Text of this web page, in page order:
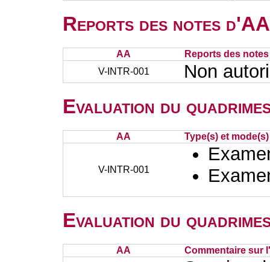
Reports des notes
AA
Reports des
V-INTR-001
Non
Evaluation du
AA Type(s) et
V-INTR-001
Evaluation du
AA Commentaire sur